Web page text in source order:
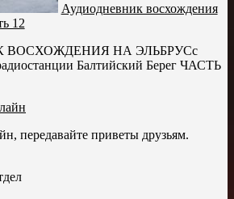
Аудиодневник восхождения
12
ВОСХОЖДЕНИЯ НА ЭЛЬБРУСс
Балтийский Берег ЧАСТЬ
передавайте приветы друзьям.